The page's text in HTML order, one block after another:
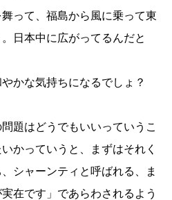
って、福島から風に乗って東
日本中に広がってるんだと
かな気持ちになるでしょ？
題はどうでもいいっていうこ
かっていうと、まずはそれく
シャーンティと呼ばれる、ま
在です」であらわされるよう